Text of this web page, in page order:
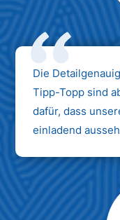
Die
Tipp-Topp sind
dafür, dass
einladend